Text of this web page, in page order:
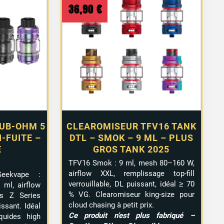
OHM 5
FUITE –
:
ml, airflow
Z Series
Idéal
high
CLEAROMISEUR TFV16 TANK
DTL – SMOK – 9 ML – PLUS
GROS TANK 2025
36,90€
TFV16 Smok : 9 ml, mesh 80–160 W,
airflow XXL, remplissage top-fill
verrouillable, DL puissant, idéal ≥ 70
% VG. Clearomiseur king-size pour
cloud chasing à petit prix.
Ce produit n’est plus fabriqué –